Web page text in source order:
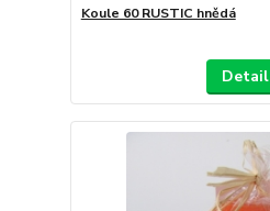
Koule 60 RUSTIC hnědá
Detail